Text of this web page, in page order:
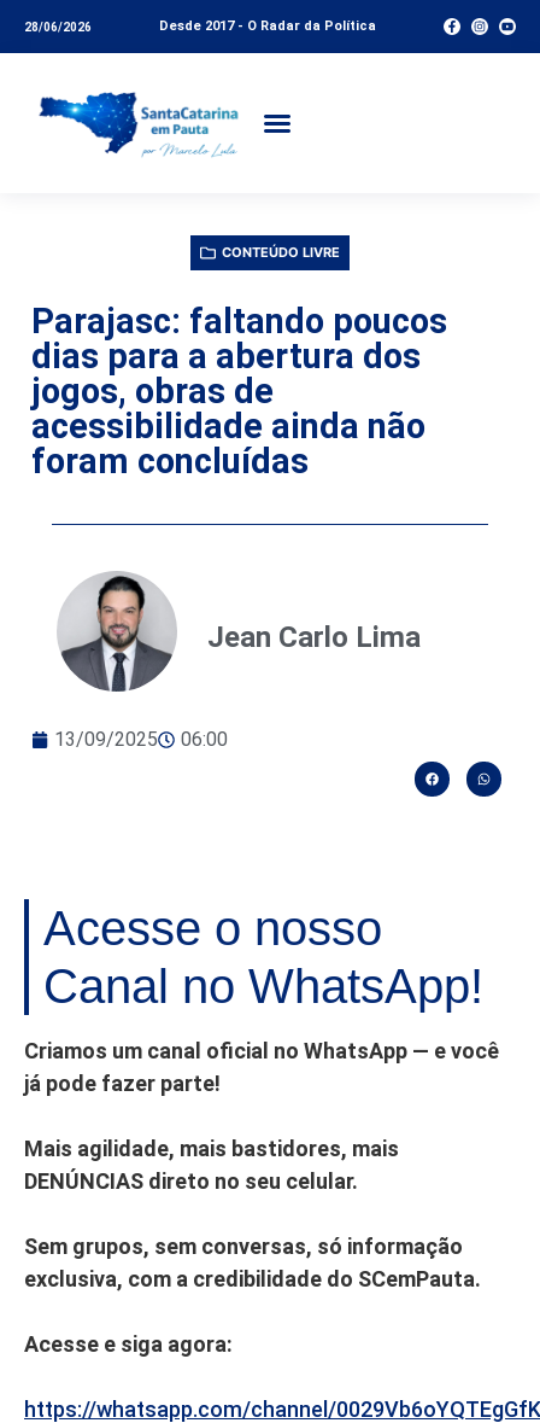
28/06/2026 Desde 2017 - O Radar da Política
CONTEÚDO LIVRE
Parajasc: faltando poucos
dias para a abertura dos
jogos, obras de
acessibilidade ainda não
foram concluídas
Jean Carlo Lima
13/09/2025 06:00
Acesse o nosso
Canal no WhatsApp!
Criamos um canal oficial no WhatsApp — e você
já pode fazer parte!
Mais agilidade, mais bastidores, mais
DENÚNCIAS direto no seu celular.
Sem grupos, sem conversas, só informação
exclusiva, com a credibilidade do SCemPauta.
Acesse e siga agora:
https://whatsapp.com/channel/